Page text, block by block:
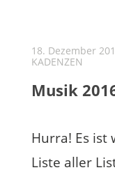
18. Dezember
KADENZEN
Musik
Hurra! Es ist
Liste aller